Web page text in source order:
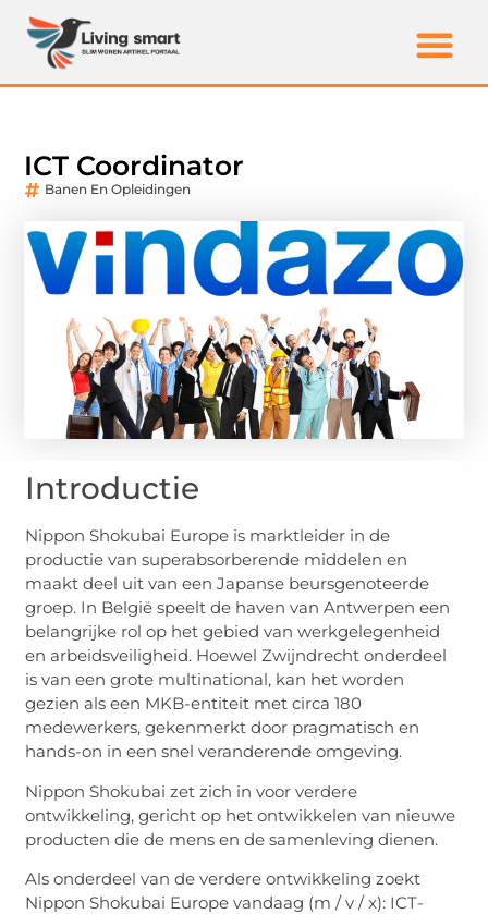
ICT Coordinator
Banen En Opleidingen
Introductie
Nippon Shokubai Europe is marktleider in de
productie van superabsorberende middelen en
maakt deel uit van een Japanse beursgenoteerde
groep. In België speelt de haven van Antwerpen een
belangrijke rol op het gebied van werkgelegenheid
en arbeidsveiligheid. Hoewel Zwijndrecht onderdeel
is van een grote multinational, kan het worden
gezien als een MKB-entiteit met circa 180
medewerkers, gekenmerkt door pragmatisch en
hands-on in een snel veranderende omgeving.
Nippon Shokubai zet zich in voor verdere
ontwikkeling, gericht op het ontwikkelen van nieuwe
producten die de mens en de samenleving dienen.
Als onderdeel van de verdere ontwikkeling zoekt
Nippon Shokubai Europe vandaag (m / v / x): ICT-